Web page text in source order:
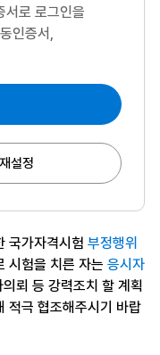
서로 로그인을
인증서,
설정
국가자격시험 부정행위
시험을 치른 자는 응시자
뢰 등 강력조치 할 계획
적극 협조해주시기 바랍